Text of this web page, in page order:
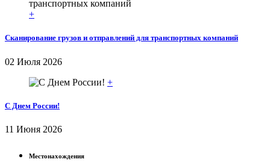
+
Сканирование грузов и отправлений для транспортных компаний
02 Июля 2026
+
С Днем России!
11 Июня 2026
Местонахождения